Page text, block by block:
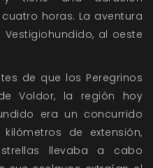
horas. La aventura
al oeste
de que los Peregrinos
Voldor, la región hoy
era un concurrido
de extensión,
llevaba a cabo